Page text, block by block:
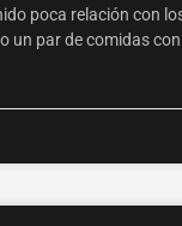
poca relación con
un par de comidas